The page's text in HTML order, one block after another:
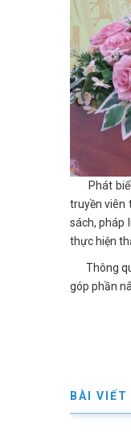
Phát biểu
truyền viên
sách, pháp
thực hiện
Thông
góp phần
BÀI VIẾT